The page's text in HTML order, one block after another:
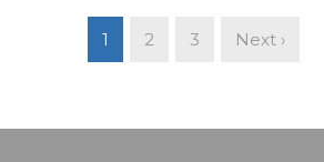
1 2 3 Next ›